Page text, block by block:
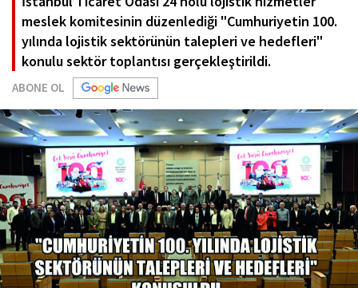
meslek komitesinin düzenlediği "Cumhuriyetin 100.
yılında lojistik sektörünün talepleri ve hedefleri"
konulu sektör toplantısı gerçekleştirildi.
ABONE OL